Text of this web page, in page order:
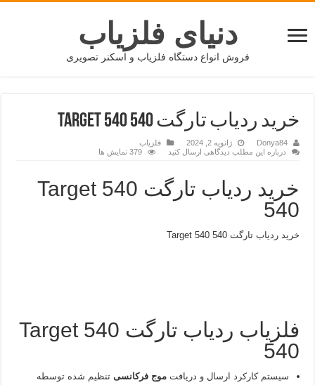
دنیای فلزیاب
فروش انواع دستگاه فلزیاب و اسکنر تصویری
خرید ردیاب تارگت TARGET 540 540
Donya84 ژانویه 2, 2024
فلزیاب
درباره این مطلب دیدگاهی ارسال کنید
379 نمایش ها
خرید ردیاب تارگت Target 540
540
خرید ردیاب تارگت Target 540 540
فلزیاب ردیاب تارگت Target 540
540
سیستم کارکرد ارسال و دریافت موج فرکانسی تنظیم شده توسطه